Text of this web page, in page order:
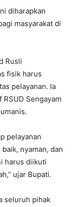
diharapkan
masyarakat di
Rusli
fisik harus
pelayanan. Ia
Sengayam
pelayanan
nyaman, dan
harus diikuti
ujar Bupati.
seluruh pihak